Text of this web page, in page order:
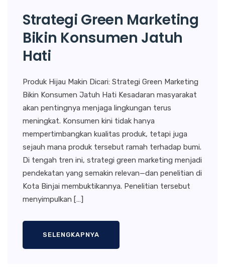
Strategi Green Marketing
Bikin Konsumen Jatuh
Hati
Produk Hijau Makin Dicari: Strategi Green Marketing
Bikin Konsumen Jatuh Hati Kesadaran masyarakat
akan pentingnya menjaga lingkungan terus
meningkat. Konsumen kini tidak hanya
mempertimbangkan kualitas produk, tetapi juga
sejauh mana produk tersebut ramah terhadap bumi.
Di tengah tren ini, strategi green marketing menjadi
pendekatan yang semakin relevan—dan penelitian di
Kota Binjai membuktikannya. Penelitian tersebut
menyimpulkan […]
SELENGKAPNYA